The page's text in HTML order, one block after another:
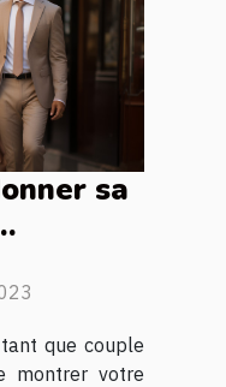
sa
que couple
montrer votre